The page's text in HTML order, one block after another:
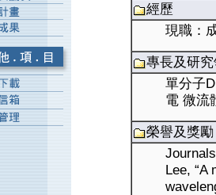
經歷
現職：
專長及研
單分子
電 微流
榮譽及獎勵
Lee, “A